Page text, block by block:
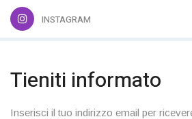
INSTAGRAM
Tieniti informato
Inserisci il tuo indirizzo email per